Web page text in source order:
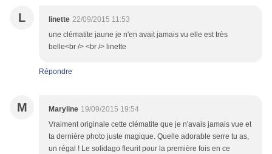
L linette 22/09/2015 11:53
une clématite jaune je n'en avait jamais vu elle est très
belle<br /> <br /> linette
Répondre
M Maryline 19/09/2015 19:54
Vraiment originale cette clématite que je n'avais jamais vue et
ta dernière photo juste magique. Quelle adorable serre tu as,
un régal ! Le solidago fleurit pour la première fois en ce